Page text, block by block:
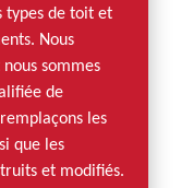
types de toit et
Nous
sommes
de
les
que les
et modifiés.